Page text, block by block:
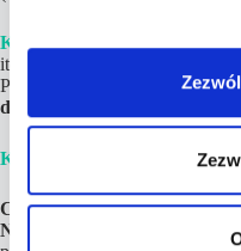
Krok 3.
itd.)
Podróży. Jeśli tylko chcesz,
dni przed wylotem!
Krok 4. Ciesz się z
Cena podróży wzrosła
Nic nie tracisz!
W pierwszej